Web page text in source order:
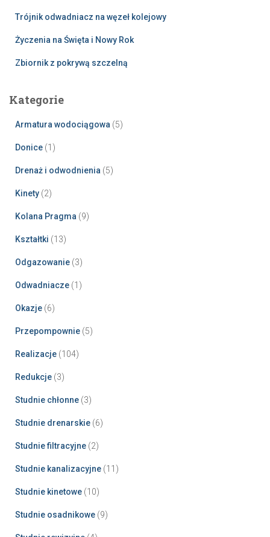
Trójnik odwadniacz na węzeł kolejowy
Życzenia na Święta i Nowy Rok
Zbiornik z pokrywą szczelną
Kategorie
Armatura wodociągowa (5)
Donice (1)
Drenaż i odwodnienia (5)
Kinety (2)
Kolana Pragma (9)
Kształtki (13)
Odgazowanie (3)
Odwadniacze (1)
Okazje (6)
Przepompownie (5)
Realizacje (104)
Redukcje (3)
Studnie chłonne (3)
Studnie drenarskie (6)
Studnie filtracyjne (2)
Studnie kanalizacyjne (11)
Studnie kinetowe (10)
Studnie osadnikowe (9)